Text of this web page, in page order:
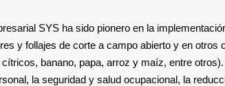
SYS ha sido pionero en la
y follajes de corte a campo abierto y en
banano, papa, arroz y maíz, entre
la seguridad y salud ocupacional, la